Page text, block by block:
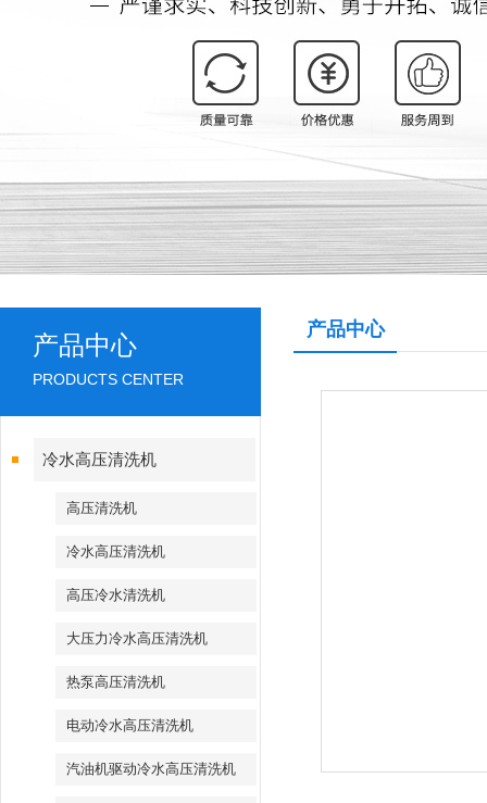
产品中心
PRODUCTS CENTER
冷水高压清洗机
高压清洗机
冷水高压清洗机
高压冷水清洗机
大压力冷水高压清洗机
热泵高压清洗机
电动冷水高压清洗机
汽油机驱动冷水高压清洗机
产品中心